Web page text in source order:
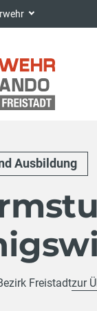
Ausbildung
Freistadtzur